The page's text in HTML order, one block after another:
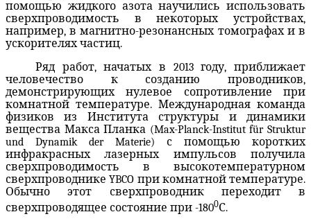
помощью жидкого азота научились использовать
сверхпроводимость в некоторых устройствах,
например, в магнитно-резонансных томографах и в
ускорителях частиц.
Ряд работ, начатых в 2013 году, приближает
человечество к созданию проводников,
демонстрирующих нулевое сопротивление при
комнатной температуре. Международная команда
физиков из Института структуры и динамики
вещества Макса Планка (Max-Planck-Institut für Struktur
und Dynamik der Materie) с помощью коротких
инфракрасных лазерных импульсов получила
сверхпроводимость в высокотемпературном
сверхпроводнике YBCO при комнатной температуре.
Обычно этот сверхпроводник переходит в
сверхпроводящее состояние при -1800С.